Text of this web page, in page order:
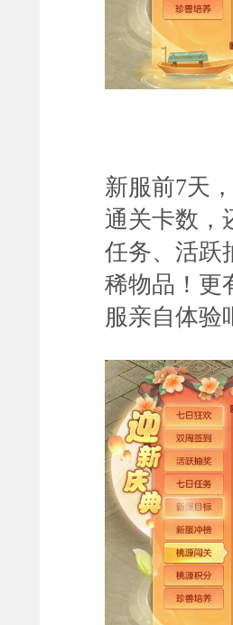
新服前7天
通关卡数，
任务、活跃
稀物品！更
服亲自体验